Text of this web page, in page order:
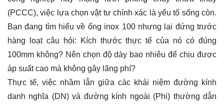
(PCCC), việc lựa chọn vật tư chính xác là yếu tố sống còn.
Bạn đang tìm hiểu về ống inox 100 nhưng lại đứng trước
hàng loạt câu hỏi: Kích thước thực tế của nó có đúng
100mm không? Nên chọn độ dày bao nhiêu để chịu được
áp suất cao mà không gây lãng phí?
Thực tế, việc nhầm lẫn giữa các khái niệm đường kính
danh nghĩa (DN) và đường kính ngoài (Phi) thường dẫn